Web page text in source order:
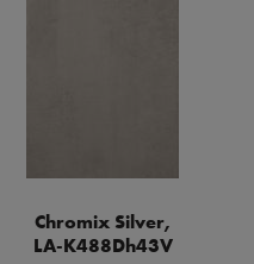
Chromix Silver,
LA-K488Dh43V